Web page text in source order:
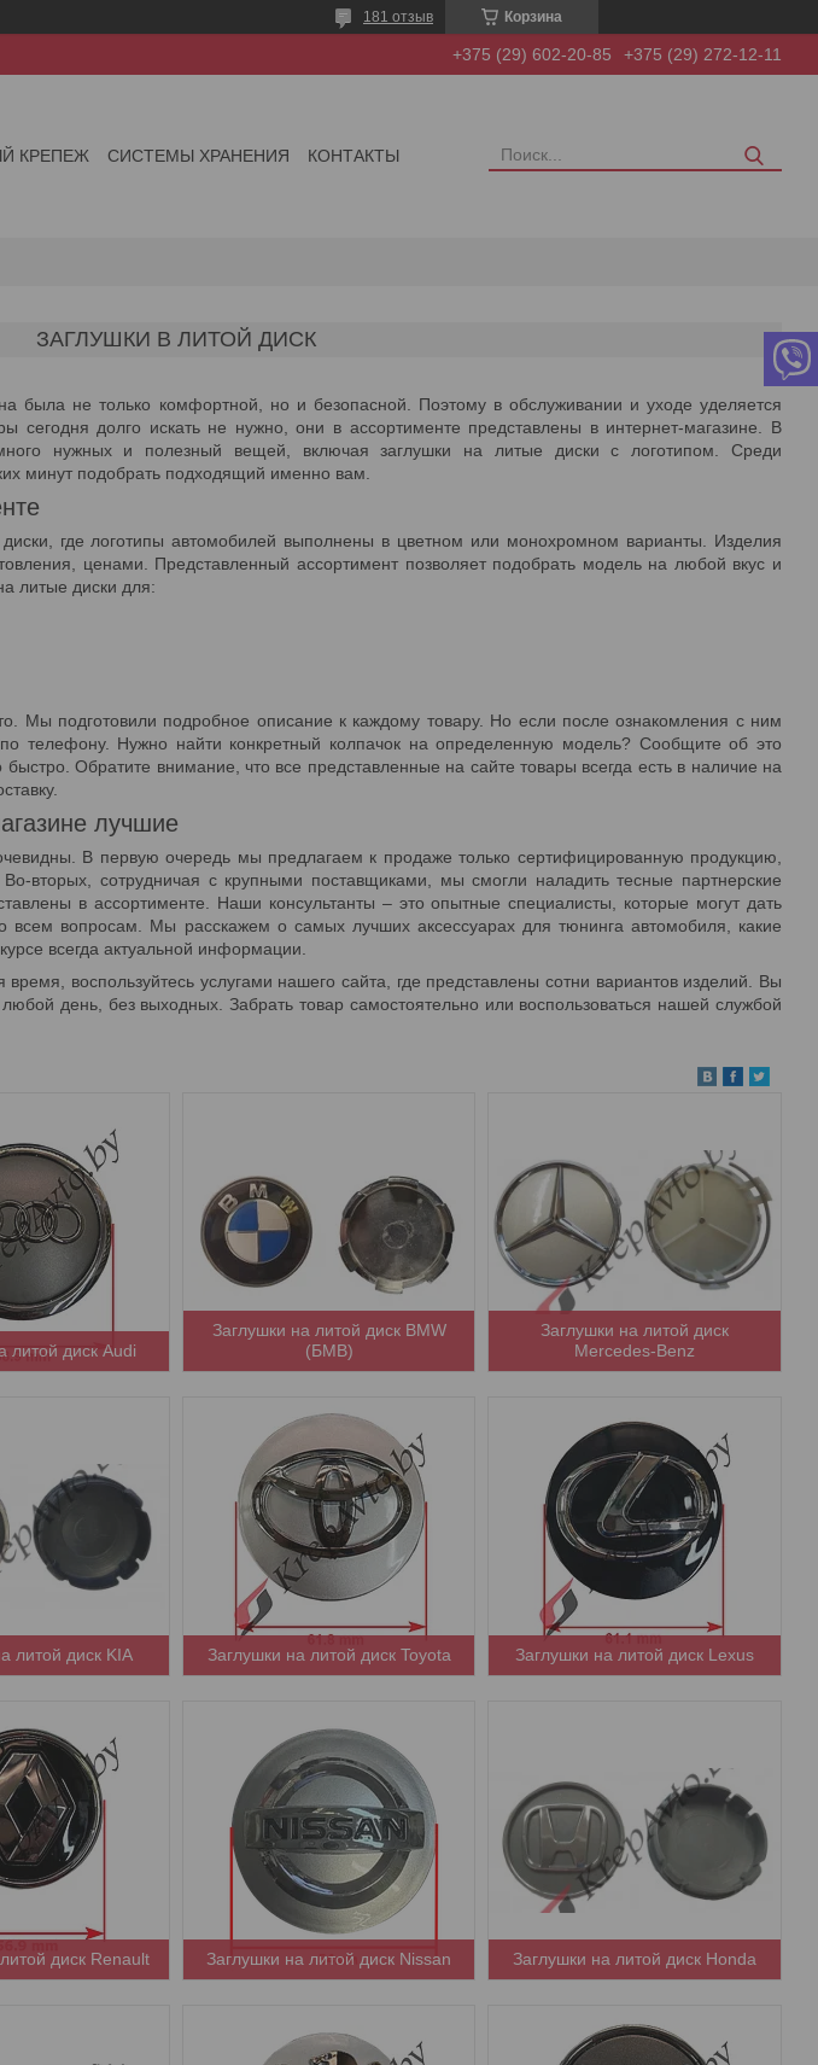
Корзина
181 отзыв
+375 (29) 602-20-85 +375 (29) 272-12-11
КРЕПЕЖ СИСТЕМЫ ХРАНЕНИЯ КОНТАКТЫ
ЗАГЛУШКИ В ЛИТОЙ ДИСК
была не только комфортной, но и безопасной. Поэтому в обслуживании и уходе уделяется
сегодня долго искать не нужно, они в ассортименте представлены в интернет-магазине. В
нужных и полезный вещей, включая заглушки на литые диски с логотипом. Среди
минут подобрать подходящий именно вам.
где логотипы автомобилей выполнены в цветном или монохромном варианты. Изделия
ценами. Представленный ассортимент позволяет подобрать модель на любой вкус и
литые диски для:
Мы подготовили подробное описание к каждому товару. Но если после ознакомления с ним
телефону. Нужно найти конкретный колпачок на определенную модель? Сообщите об это
Обратите внимание, что все представленные на сайте товары всегда есть в наличие на
лучшие
В первую очередь мы предлагаем к продаже только сертифицированную продукцию,
вторых, сотрудничая с крупными поставщиками, мы смогли наладить тесные партнерские
в ассортименте. Наши консультанты – это опытные специалисты, которые могут дать
вопросам. Мы расскажем о самых лучших аксессуарах для тюнинга автомобиля, какие
всегда актуальной информации.
воспользуйтесь услугами нашего сайта, где представлены сотни вариантов изделий. Вы
день, без выходных. Забрать товар самостоятельно или воспользоваться нашей службой
литой диск Audi
Заглушки на литой диск BMW
(БМВ)
Заглушки на литой диск
Mercedes-Benz
литой диск KIA Заглушки на литой диск Toyota Заглушки на литой диск Lexus
диск Renault Заглушки на литой диск Nissan Заглушки на литой диск Honda